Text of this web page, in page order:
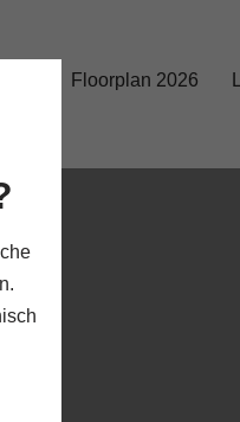
Floorplan 2026